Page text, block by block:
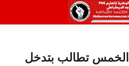
الخمس تطالب بتدخل